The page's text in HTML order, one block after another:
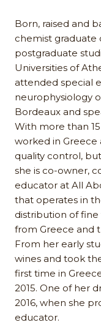
Born, raised and
chemist graduate
postgraduate
Universities of
attended special
neurophysiology
Bordeaux and
With more than
worked in
quality control,
she is co-owner,
educator at All
that operates in
distribution of
from Greece and
From her early
wines and took
first time in
2015. One of her
2016, when she
educator.